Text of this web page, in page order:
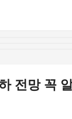
전망 꼭